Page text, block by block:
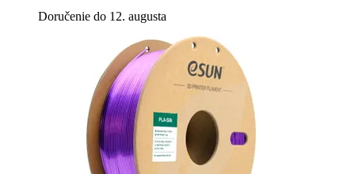
Doručenie do 12. augusta